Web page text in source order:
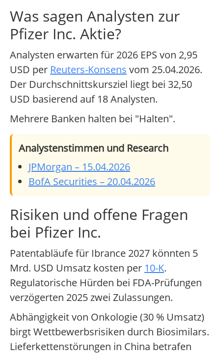
Was sagen Analysten zur
Pfizer Inc. Aktie?
Analysten erwarten für 2026 EPS von 2,95
USD per Reuters-Konsens vom 25.04.2026.
Der Durchschnittskursziel liegt bei 32,50
USD basierend auf 18 Analysten.
Mehrere Banken halten bei "Halten".
Analystenstimmen und Research
JPMorgan – 15.04.2026
BofA Securities – 20.04.2026
Risiken und offene Fragen
bei Pfizer Inc.
Patentabläufe für Ibrance 2027 könnten 5
Mrd. USD Umsatz kosten per 10-K.
Regulatorische Hürden bei FDA-Prüfungen
verzögerten 2025 zwei Zulassungen.
Abhängigkeit von Onkologie (30 % Umsatz)
birgt Wettbewerbsrisiken durch Biosimilars.
Lieferkettenstörungen in China betrafen